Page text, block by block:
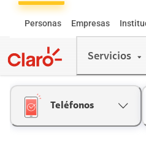
Personas Empresas
Servicios
Teléfonos